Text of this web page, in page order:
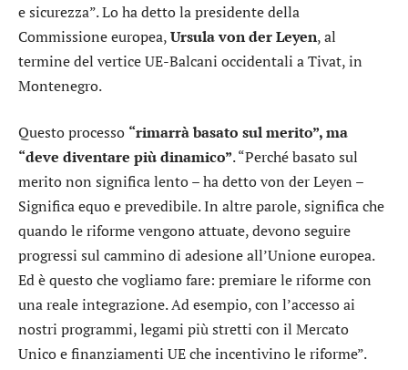
e sicurezza”. Lo ha detto la presidente della
Commissione europea,Ursula von der Leyen, al
termine del vertice UE-Balcani occidentali a Tivat, in
Montenegro.
Questo processo “rimarrà basato sul merito”, ma
“deve diventare più dinamico”. “Perché basato sul
merito non significa lento – ha detto von der Leyen –
Significa equo e prevedibile. In altre parole, significa che
quando le riforme vengono attuate, devono seguire
progressi sul cammino di adesione all’Unione europea.
Ed è questo che vogliamo fare: premiare le riforme con
una reale integrazione. Ad esempio, con l’accesso ai
nostri programmi, legami più stretti con il Mercato
Unico e finanziamenti UE che incentivino le riforme”.